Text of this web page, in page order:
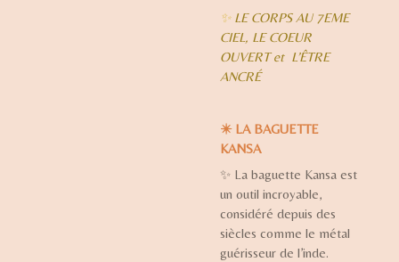
✨ LE CORPS AU 7EME
CIEL, LE COEUR
OUVERT et L’ÊTRE
ANCRÉ
✴️ LA BAGUETTE
KANSA
✨ La baguette Kansa est
un outil incroyable,
considéré depuis des
siècles comme le métal
guérisseur de l’inde.